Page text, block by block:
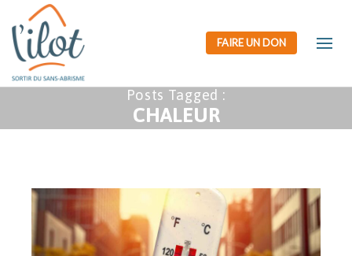
Posts Tagged :
CHALEUR
FAIRE UN DON